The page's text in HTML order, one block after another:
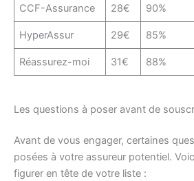
CCF-Assurance 28€ 90%
HyperAssur 29€ 85%
Réassurez-moi 31€ 88%
Les questions à poser avant de
Avant de vous engager, certaines
posées à votre assureur potentiel.
figurer en tête de votre liste :